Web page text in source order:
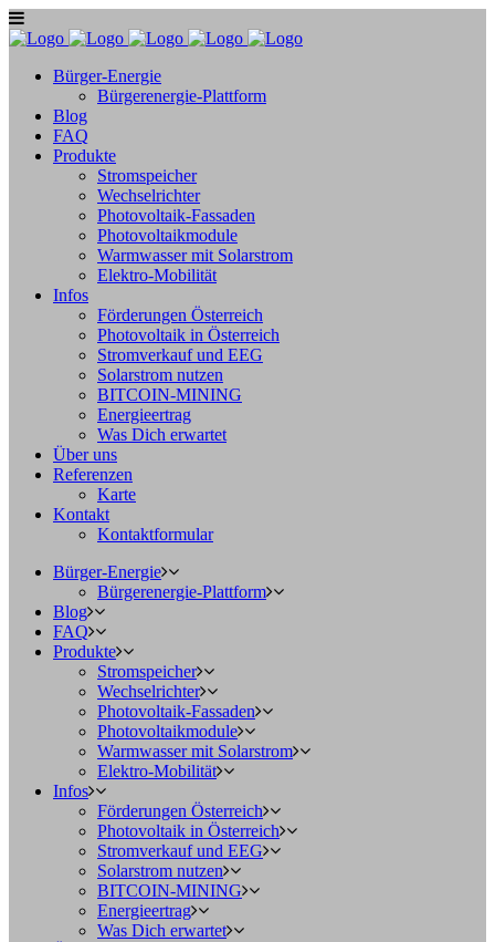
Bürger-Energie
Bürgerenergie-Plattform
Blog
FAQ
Produkte
Stromspeicher
Wechselrichter
Photovoltaik-Fassaden
Photovoltaikmodule
Warmwasser mit Solarstrom
Elektro-Mobilität
Infos
Förderungen Österreich
Photovoltaik in Österreich
Stromverkauf und EEG
Solarstrom nutzen
BITCOIN-MINING
Energieertrag
Was Dich erwartet
Über uns
Referenzen
Karte
Kontakt
Kontaktformular
Bürger-Energie
Bürgerenergie-Plattform
Blog
FAQ
Produkte
Stromspeicher
Wechselrichter
Photovoltaik-Fassaden
Photovoltaikmodule
Warmwasser mit Solarstrom
Elektro-Mobilität
Infos
Förderungen Österreich
Photovoltaik in Österreich
Stromverkauf und EEG
Solarstrom nutzen
BITCOIN-MINING
Energieertrag
Was Dich erwartet